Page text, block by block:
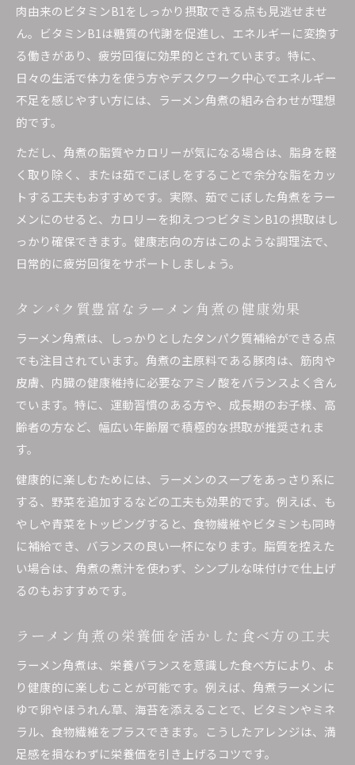
肉由来のビタミンB1をしっかり摂取できる点も見逃せませ
ん。ビタミンB1は糖質の代謝を促進し、エネルギーに変換す
る働きがあり、疲労回復に効果的とされています。特に、
日々の生活で体力を使う方やデスクワーク中心でエネルギー
不足を感じやすい方には、ラーメン角煮の組み合わせが理想
的です。
ただし、角煮の脂質やカロリーが気になる場合は、脂身を軽
く取り除く、または茹でこぼしをすることで余分な脂をカッ
トする工夫もおすすめです。実際、茹でこぼした角煮をラー
メンにのせると、カロリーを抑えつつビタミンB1の摂取はし
っかり確保できます。健康志向の方はこのような調理法で、
日常的に疲労回復をサポートしましょう。
タンパク質豊富なラーメン角煮の健康効果
ラーメン角煮は、しっかりとしたタンパク質補給ができる点
でも注目されています。角煮の主原料である豚肉は、筋肉や
皮膚、内臓の健康維持に必要なアミノ酸をバランスよく含ん
でいます。特に、運動習慣のある方や、成長期のお子様、高
齢者の方など、幅広い年齢層で積極的な摂取が推奨されま
す。
健康的に楽しむためには、ラーメンのスープをあっさり系に
する、野菜を追加するなどの工夫も効果的です。例えば、も
やしや青菜をトッピングすると、食物繊維やビタミンも同時
に補給でき、バランスの良い一杯になります。脂質を控えた
い場合は、角煮の煮汁を使わず、シンプルな味付けで仕上げ
るのもおすすめです。
ラーメン角煮の栄養価を活かした食べ方の工夫
ラーメン角煮は、栄養バランスを意識した食べ方により、よ
り健康的に楽しむことが可能です。例えば、角煮ラーメンに
ゆで卵やほうれん草、海苔を添えることで、ビタミンやミネ
ラル、食物繊維をプラスできます。こうしたアレンジは、満
足感を損なわずに栄養価を引き上げるコツです。